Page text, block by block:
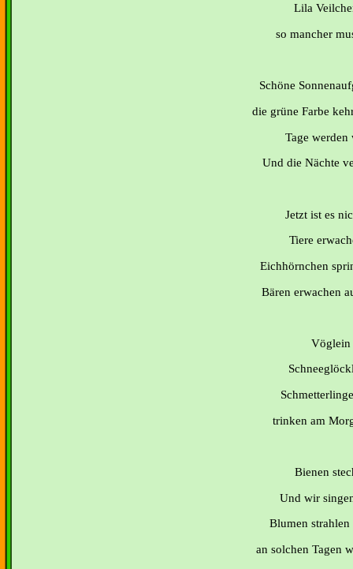
Lila
so mancher
Schöne
die grüne Farbe
Tage
Und die Nächte
Jetzt ist es
Tiere
Eichhörnchen
Bären erwachen
Vöglein
trinken am
Bienen
Und wir
Blumen
an solchen Tagen